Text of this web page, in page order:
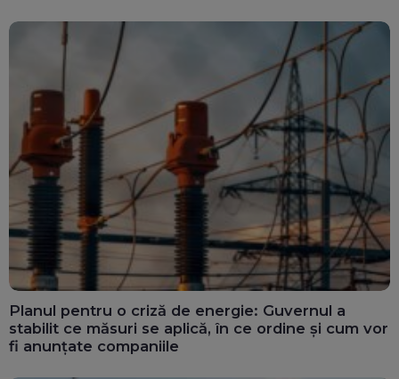
Planul pentru o criză de energie: Guvernul a
stabilit ce măsuri se aplică, în ce ordine și cum vor
fi anunțate companiile